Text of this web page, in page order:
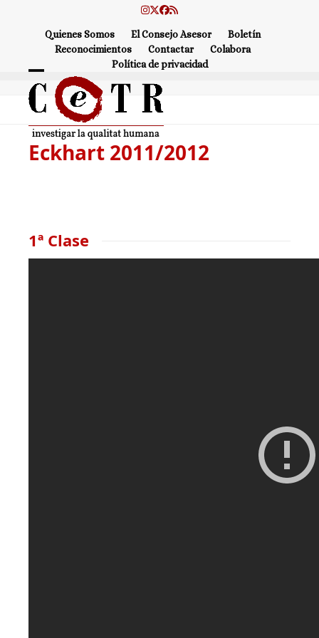
Instagram
Twitter
Facebook
RSS
Quienes Somos El Consejo Asesor
Boletín
Reconocimientos
Contactar
Colabora
Política de privacidad
Open
mobile
menu
Close
mobile
menu
Eckhart 2011/2012
1ª Clase